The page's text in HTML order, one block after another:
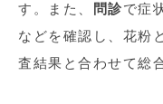
す。また、
問診で症
などを確認し、花粉
査結果と合わせて総